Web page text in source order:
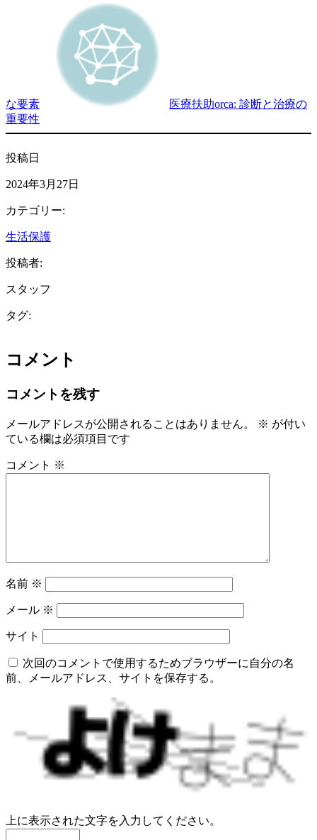
な要素
医療扶助orca: 診断と治療の
重要性
投稿日
2024年3月27日
カテゴリー:
生活保護
投稿者:
スタッフ
タグ:
コメント
コメントを残す
メールアドレスが公開されることはありません。 ※ が付い
ている欄は必須項目です
コメント ※
名前 ※
メール ※
サイト
次回のコメントで使用するためブラウザーに自分の名
前、メールアドレス、サイトを保存する。
上に表示された文字を入力してください。